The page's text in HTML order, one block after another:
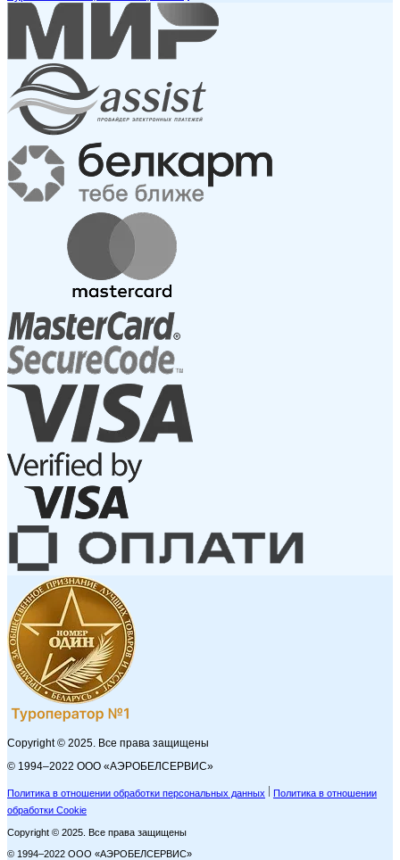
Copyright © 2025. Все права защищены
© 1994–2022 ООО «АЭРОБЕЛСЕРВИС»
Политика в отношении обработки персональных данных
Политика в отношении
обработки Cookie
Copyright © 2025. Все права защищены
© 1994–2022 ООО «АЭРОБЕЛСЕРВИС»